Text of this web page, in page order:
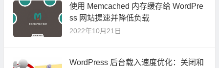
使用 Memcached 内存缓存给 WordPre
ss 网站提速并降低负载
2022年10月21日
WordPress 后台载入速度优化：关闭和